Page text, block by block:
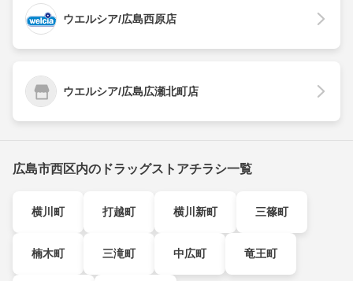
ウエルシア/広島西原店
ウエルシア/広島広瀬北町店
広島市西区内のドラッグストアチラシ一覧
横川町 打越町 横川新町 三篠町
楠木町 三滝町 中広町 竜王町